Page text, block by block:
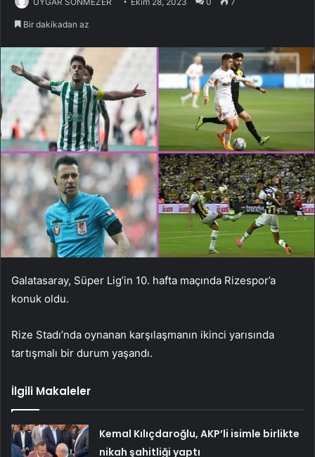
Bir dakikadan az
Galatasaray, Süper Lig’in 10. hafta maçında Rizespor’a
konuk oldu.
Rize Stadı’nda oynanan karşılaşmanın ikinci yarısında
tartışmalı bir durum yaşandı.
İlgili Makaleler
Kemal Kılıçdaroğlu, AKP’li isimle birlikte
nikah şahitliği yaptı